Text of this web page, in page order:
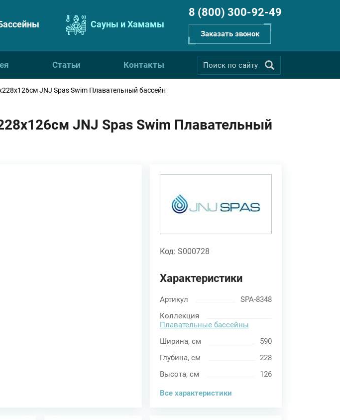
Сауны и Хамамы
8 (800) 300-92-49
Заказать звонок
Статьи Контакты
JNJ Spas Swim Плавательный бассейн
JNJ Spas Swim Плавательный
Код: S000728
Характеристики
Артикул
SPA-8348
Коллекция
Плавательные бассейны
Ширина, см
590
Глубина, см
228
Высота, см
126
Все характеристики